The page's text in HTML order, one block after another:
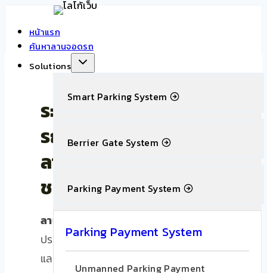
content
หน้าแรก
ค้นหาลานจอดรถ
Solutions
Smart Parking System
Berrier Gate System
Parking Payment System
Parking Payment System
Unmanned Parking Payment
ระบบคิดเงินลานจอด
รถ แบบ QR Code —
ลานจอดไร้พนักงาน 24
ชม.
ลานจอดรถคิดเงิน
ประจำบูธ เสี่ยงเงินรั่ว ปิดหลัง 18.00 ไม่ได้
และตรวจสอบรายได้ย้อนหลังยาก —